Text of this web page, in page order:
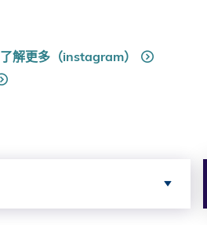
了解更多（instagram）